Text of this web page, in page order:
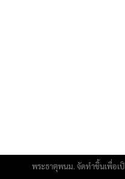
พระธาตุพนม. จัดทำขึ้นเพื่อเ